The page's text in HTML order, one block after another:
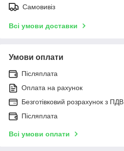
Самовивіз
Всі умови доставки
Умови оплати
Післяплата
Оплата на рахунок
Безготівковий розрахунок з ПДВ
Післяплата
Всі умови оплати